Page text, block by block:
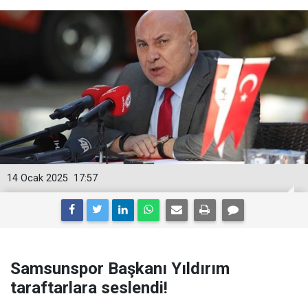
17:57
14 Ocak 2025
Samsunspor Başkanı Yıldırım
taraftarlara seslendi!